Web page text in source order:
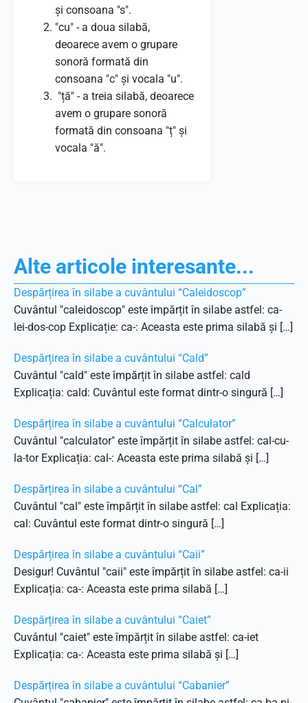
și consoana "s".
"cu" - a doua silabă,
deoarece avem o grupare
sonoră formată din
consoana "c" și vocala "u".
"ță" - a treia silabă, deoarece
avem o grupare sonoră
formată din consoana "ț" și
vocala "ă".
Alte articole interesante...
Despărțirea în silabe a cuvântului “Caleidoscop”
Cuvântul "caleidoscop" este împărțit în silabe astfel: ca-
lei-dos-cop Explicație: ca-: Aceasta este prima silabă și […]
Despărțirea în silabe a cuvântului “Cald”
Cuvântul "cald" este împărțit în silabe astfel: cald
Explicația: cald: Cuvântul este format dintr-o singură […]
Despărțirea în silabe a cuvântului “Calculator”
Cuvântul "calculator" este împărțit în silabe astfel: cal-cu-
la-tor Explicația: cal-: Aceasta este prima silabă și […]
Despărțirea în silabe a cuvântului “Cal”
Cuvântul "cal" este împărțit în silabe astfel: cal Explicația:
cal: Cuvântul este format dintr-o singură […]
Despărțirea în silabe a cuvântului “Caii”
Desigur! Cuvântul "caii" este împărțit în silabe astfel: ca-ii
Explicația: ca-: Aceasta este prima silabă […]
Despărțirea în silabe a cuvântului “Caiet”
Cuvântul "caiet" este împărțit în silabe astfel: ca-iet
Explicația: ca-: Aceasta este prima silabă și […]
Despărțirea în silabe a cuvântului “Cabanier”